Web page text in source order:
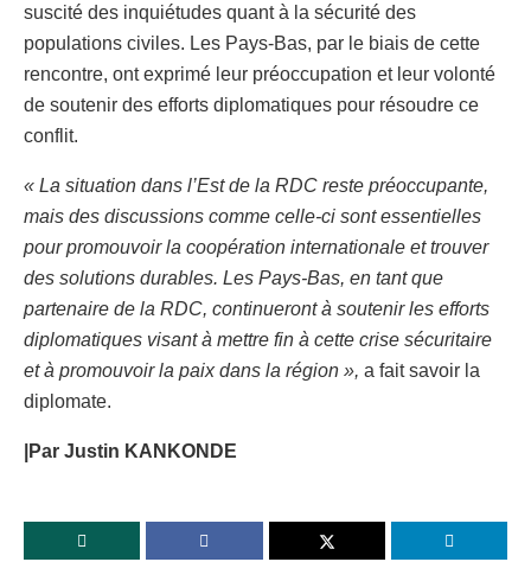
suscité des inquiétudes quant à la sécurité des
populations civiles. Les Pays-Bas, par le biais de cette
rencontre, ont exprimé leur préoccupation et leur volonté
de soutenir des efforts diplomatiques pour résoudre ce
conflit.
« La situation dans l’Est de la RDC reste préoccupante,
mais des discussions comme celle-ci sont essentielles
pour promouvoir la coopération internationale et trouver
des solutions durables. Les Pays-Bas, en tant que
partenaire de la RDC, continueront à soutenir les efforts
diplomatiques visant à mettre fin à cette crise sécuritaire
et à promouvoir la paix dans la région », a fait savoir la
diplomate.
|Par Justin KANKONDE